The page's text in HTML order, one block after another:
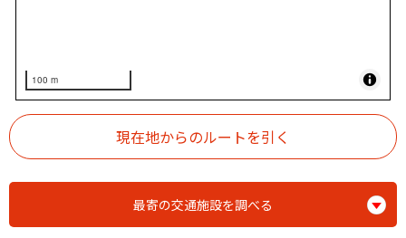
100 m
最寄の交通施設を調べる